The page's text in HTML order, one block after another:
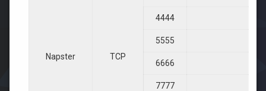
Napster TCP
4444
5555
6666
7777